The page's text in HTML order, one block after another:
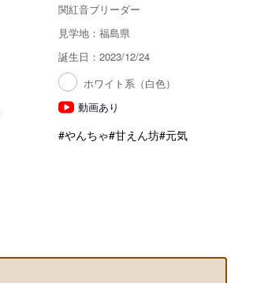
関紅音ブリーダー
見学地：福島県
誕生日：2023/12/24
ホワイト系（白色）
動画あり
#やんちゃ#甘えん坊#元気